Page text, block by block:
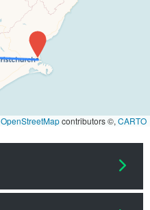
OpenStreetMapcontributors ©, CARTO